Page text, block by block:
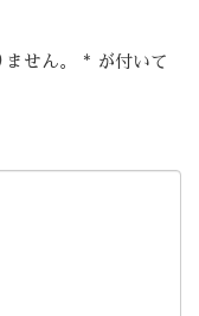
せん。 * が付いて